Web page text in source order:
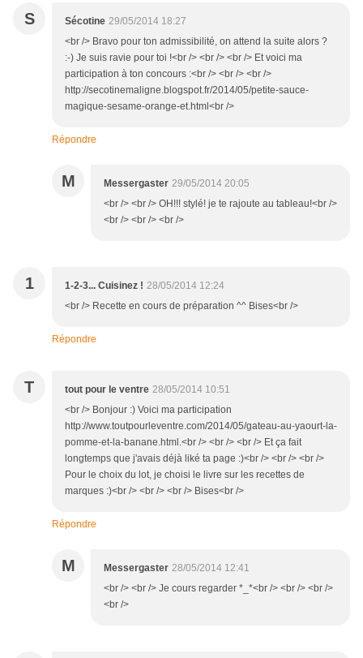
S Sécotine 29/05/2014 18:27
<br /> Bravo pour ton admissibilité, on attend la suite alors ?
:-) Je suis ravie pour toi !<br /> <br /> <br /> Et voici ma
participation à ton concours :<br /> <br /> <br />
http://secotinemaligne.blogspot.fr/2014/05/petite-sauce-
magique-sesame-orange-et.html<br />
Répondre
M Messergaster 29/05/2014 20:05
<br /> <br /> OH!!! stylé! je te rajoute au tableau!<br />
<br /> <br /> <br />
1 1-2-3... Cuisinez ! 28/05/2014 12:24
<br /> Recette en cours de préparation ^^ Bises<br />
Répondre
T tout pour le ventre 28/05/2014 10:51
<br /> Bonjour :) Voici ma participation
http://www.toutpourleventre.com/2014/05/gateau-au-yaourt-la-
pomme-et-la-banane.html.<br /> <br /> <br /> Et ça fait
longtemps que j'avais déjà liké ta page :)<br /> <br /> <br />
Pour le choix du lot, je choisi le livre sur les recettes de
marques :)<br /> <br /> <br /> Bises<br />
Répondre
M Messergaster 28/05/2014 12:41
<br /> <br /> Je cours regarder *_*<br /> <br /> <br />
<br />